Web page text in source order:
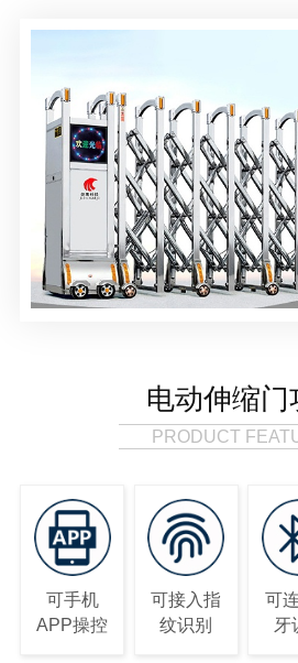
电动伸缩门
PRODUCT
可手机
APP操控
可接入指
纹识别
可
牙